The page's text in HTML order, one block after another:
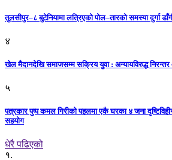
तुलसीपुर–८ बुटेनियामा लत्रिएको पोल–तारको समस्या दुर्गा
४
खेल मैदानदेखि समाजसम्म सक्रिय युवा : अन्यायविरुद्ध
५
पत्रकार पुष्प कमल गिरीको पहलमा एकै घरका ४ जना
सहयोग
धेरै पढिएको
१.